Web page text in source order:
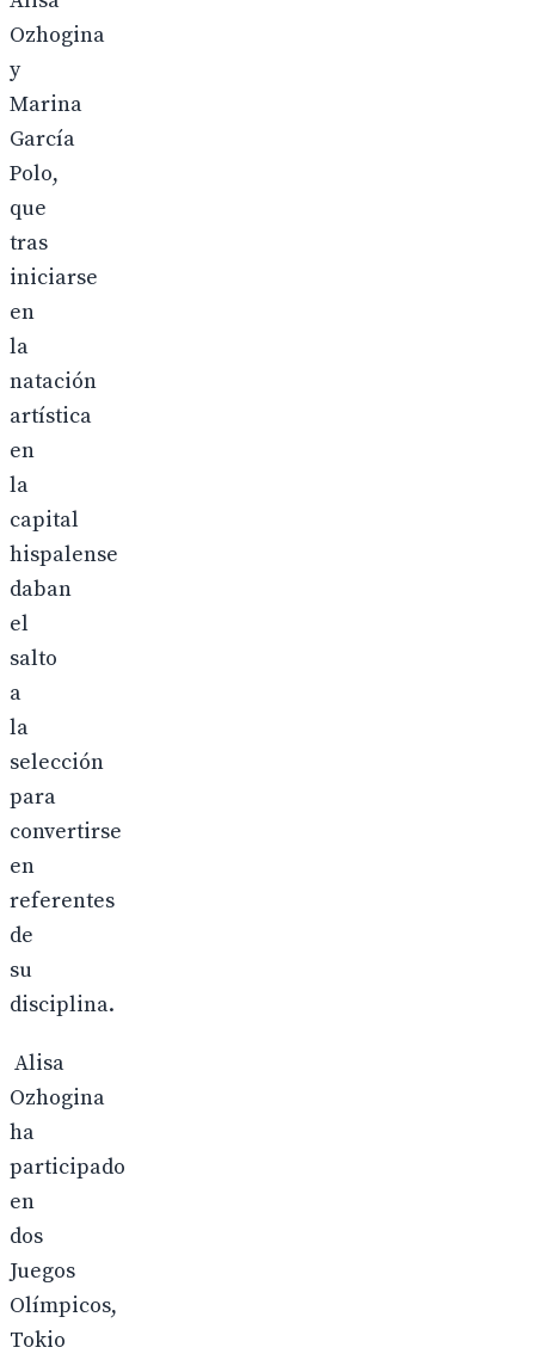
Ozhogina
y
Marina
García
Polo,
que
tras
iniciarse
en
la
natación
artística
en
la
capital
hispalense
daban
el
salto
a
la
selección
para
convertirse
en
referentes
de
su
disciplina.
Alisa
Ozhogina
ha
participado
en
dos
Juegos
Olímpicos,
Tokio